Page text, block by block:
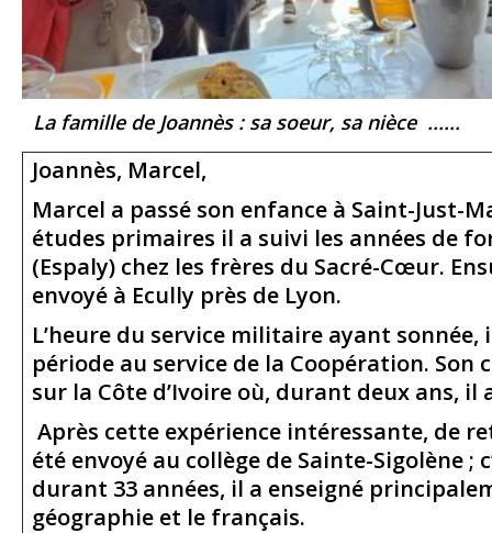
La famille de Joannès : sa soeur, sa nièce ......
Joannès, Marcel,
Marcel a passé son enfance à Saint-Just-
études primaires il a suivi les années de
(Espaly) chez les frères du Sacré-Cœur.
envoyé à Ecully près de Lyon.
L’heure du service militaire ayant
période au service de la Coopération. Son
sur la Côte d’Ivoire où, durant deux ans, il
Après cette expérience intéressante, de
été envoyé au collège de Sainte-Sigolène ;
durant 33 années, il a enseigné
géographie et le français.